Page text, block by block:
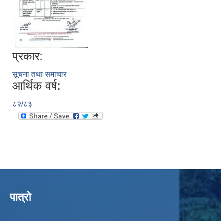
प्रकार:
सूचना तथा समाचार
आर्थिक वर्ष:
८२/८३
पात्रो